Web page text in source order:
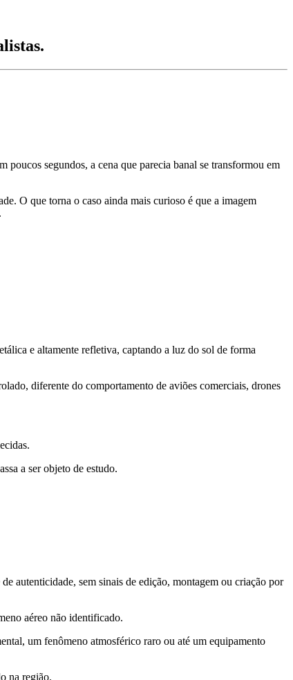
segundos, a cena que parecia banal se transformou em
O que torna o caso ainda mais curioso é que a imagem
e altamente refletiva, captando a luz do sol de forma
diferente do comportamento de aviões comerciais, drones
a ser objeto de estudo.
autenticidade, sem sinais de edição, montagem ou criação por
aéreo não identificado.
um fenômeno atmosférico raro ou até um equipamento
na região.